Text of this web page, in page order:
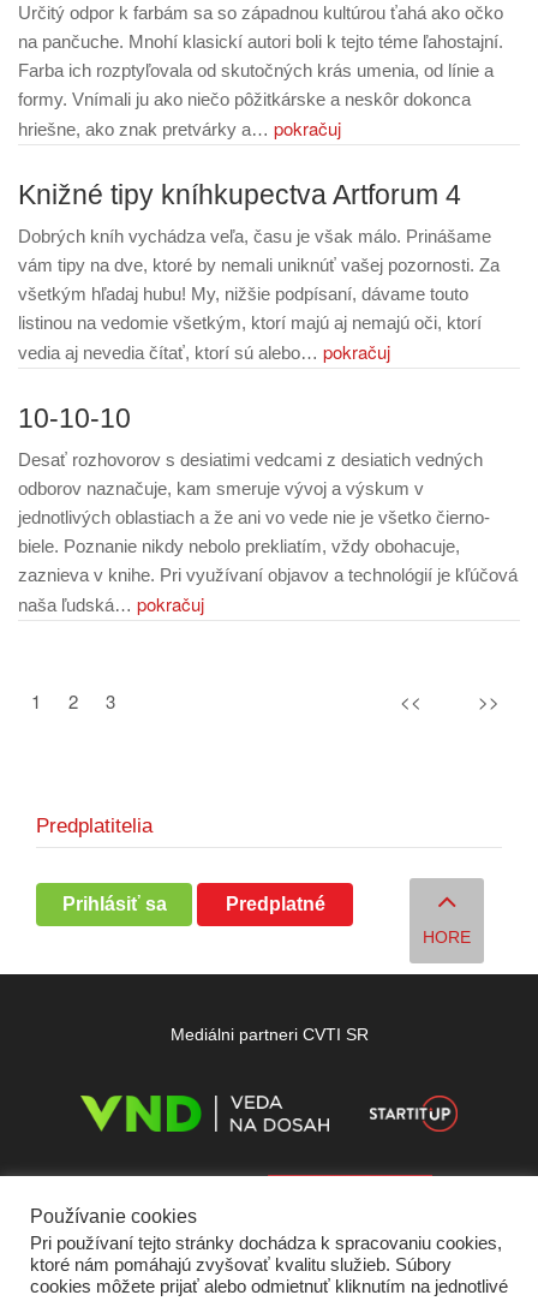
Určitý odpor k farbám sa so západnou kultúrou ťahá ako očko
na pančuche. Mnohí klasickí autori boli k tejto téme ľahostajní.
Farba ich rozptyľovala od skutočných krás umenia, od línie a
formy. Vnímali ju ako niečo pôžitkárske a neskôr dokonca
hriešne, ako znak pretvárky a… pokračuj
Knižné tipy kníhkupectva Artforum 4
Dobrých kníh vychádza veľa, času je však málo. Prinášame
vám tipy na dve, ktoré by nemali uniknúť vašej pozornosti. Za
všetkým hľadaj hubu! My, nižšie podpísaní, dávame touto
listinou na vedomie všetkým, ktorí majú aj nemajú oči, ktorí
vedia aj nevedia čítať, ktorí sú alebo… pokračuj
10-10-10
Desať rozhovorov s desiatimi vedcami z desiatich vedných
odborov naznačuje, kam smeruje vývoj a výskum v
jednotlivých oblastiach a že ani vo vede nie je všetko čierno-
biele. Poznanie nikdy nebolo prekliatím, vždy obohacuje,
zaznieva v knihe. Pri využívaní objavov a technológií je kľúčová
naša ľudská… pokračuj
<<
1 2 3 >>
Predplatitelia
Prihlásiť sa Predplatné
HORE
Mediálni partneri CVTI SR
Používanie cookies
Pri používaní tejto stránky dochádza k spracovaniu cookies,
ktoré nám pomáhajú zvyšovať kvalitu služieb. Súbory
cookies môžete prijať alebo odmietnuť kliknutím na jednotlivé